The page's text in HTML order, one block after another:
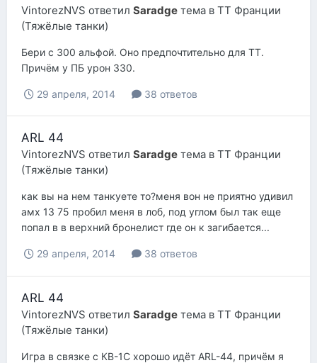
VintorezNVS ответил Saradge тема в ТТ Франции
(Тяжёлые танки)
Бери с 300 альфой. Оно предпочтительно для ТТ.
Причём у ПБ урон 330.
29 апреля, 2014 38 ответов
ARL 44
VintorezNVS ответил Saradge тема в ТТ Франции
(Тяжёлые танки)
как вы на нем танкуете то?меня вон не приятно удивил
амх 13 75 пробил меня в лоб, под углом был так еще
попал в в верхний бронелист где он к загибается...
29 апреля, 2014 38 ответов
ARL 44
VintorezNVS ответил Saradge тема в ТТ Франции
(Тяжёлые танки)
Игра в связке с КВ-1С хорошо идёт ARL-44, причём я